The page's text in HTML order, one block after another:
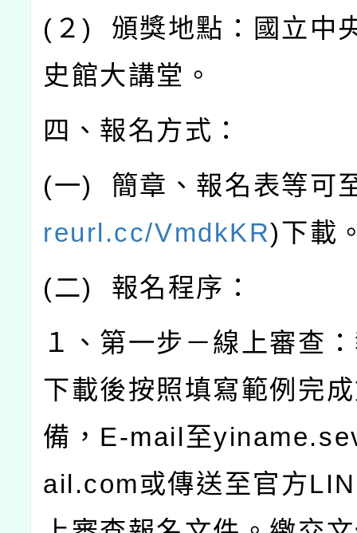
( ２) 頒獎地點：國立中
史館大講堂。
四、報名方式：
(一) 簡章、報名表等可
reurl.cc/VmdkKR)下載
(二) 報名程序：
１、第一步－線上審查
下載後按照填寫範例完
備， E-mail至
ail.com或傳送至官方